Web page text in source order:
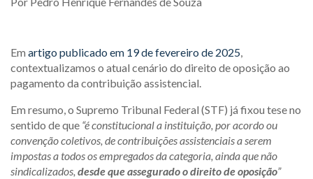
Em artigo publicado em 19 de fevereiro de 2025,
contextualizamos o atual cenário do direito de oposição ao
pagamento da contribuição assistencial.
Em resumo, o Supremo Tribunal Federal (STF) já fixou tese no
sentido de que “é constitucional a instituição, por acordo ou
convenção coletivos, de contribuições assistenciais a serem
impostas a todos os empregados da categoria, ainda que não
sindicalizados, desde que assegurado o direito de oposição”